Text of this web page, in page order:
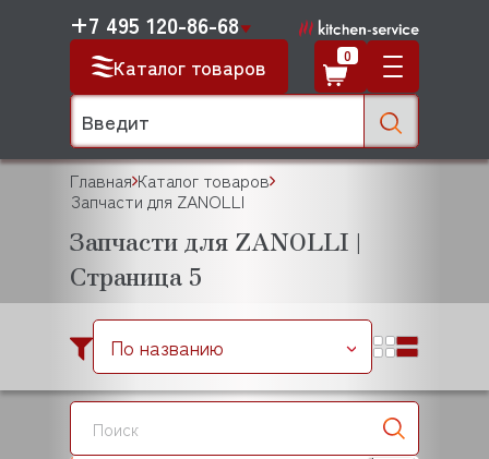
Каталог товаров
+7 495 120-86-68
0
Главная Каталог товаров
Запчасти для ZANOLLI
Запчасти для ZANOLLI |
Страница 5
По названию